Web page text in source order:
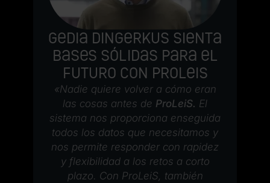
Gedia Dingerkus sienta
bases sólidas para el
futuro con ProLeiS
«Nadie quiere volver a cómo eran
las cosas antes de ProLeiS. El
sistema nos proporciona enseguida
todos los datos que necesitamos y
nos permite responder con rapidez
y flexibilidad a los retos a corto
plazo. Con ProLeiS, también